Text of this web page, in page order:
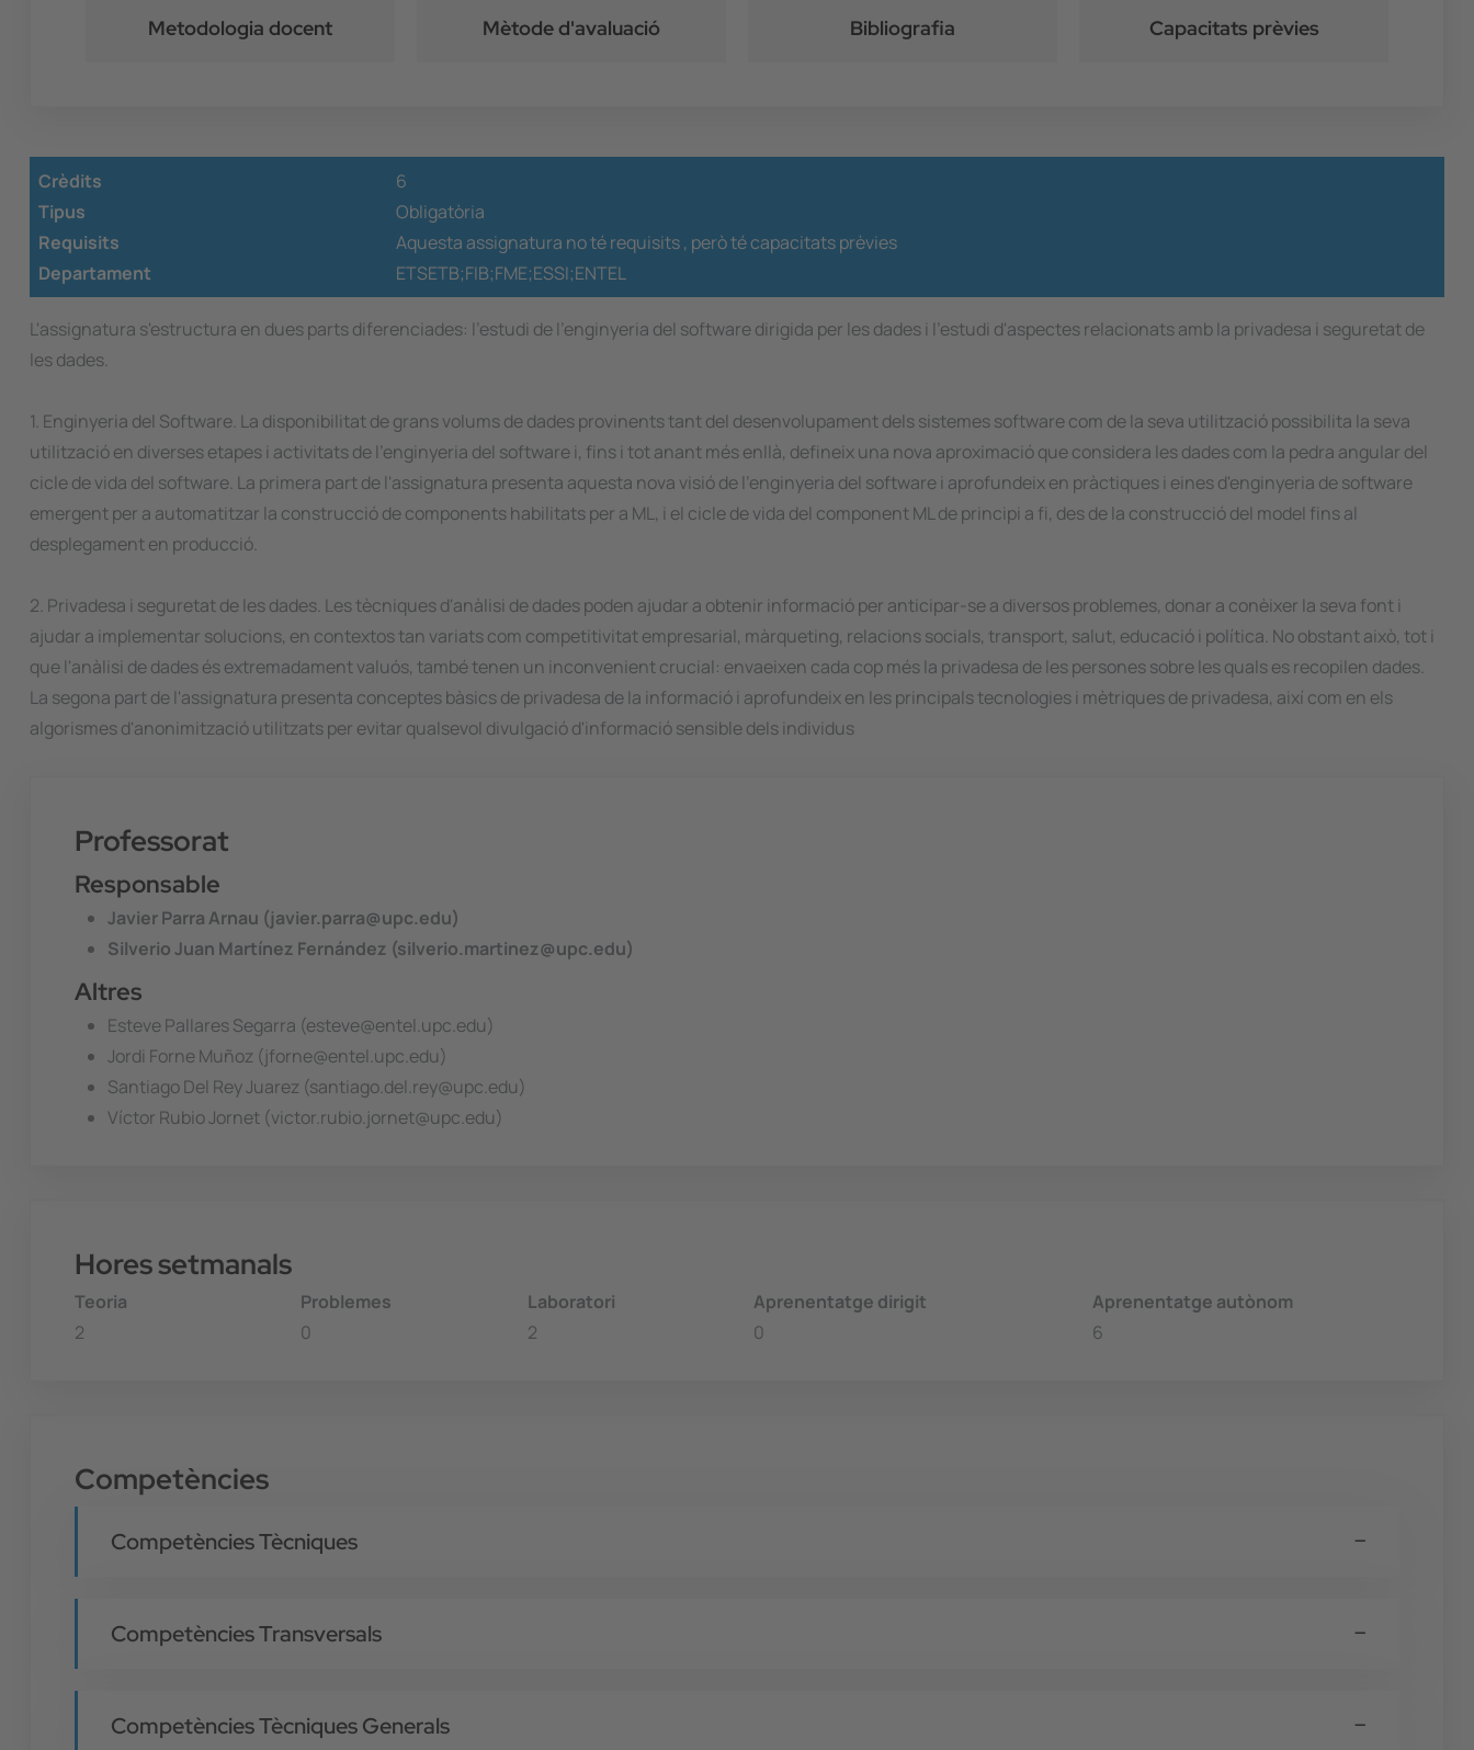
Metodologia docent Mètode d'avaluació Bibliografia Capacitats prèvies
Crèdits
6
Tipus
Obligatòria
Requisits
Aquesta assignatura no té requisits , però té capacitats prèvies
Departament
ETSETB;FIB;FME;ESSI;ENTEL
L'assignatura s'estructura en dues parts diferenciades: l'estudi de l'enginyeria del software dirigida per les dades i l'estudi d'aspectes relacionats amb la privadesa i seguretat de
les dades.
1. Enginyeria del Software. La disponibilitat de grans volums de dades provinents tant del desenvolupament dels sistemes software com de la seva utilització possibilita la seva
utilització en diverses etapes i activitats de l'enginyeria del software i, fins i tot anant més enllà, defineix una nova aproximació que considera les dades com la pedra angular del
cicle de vida del software. La primera part de l'assignatura presenta aquesta nova visió de l'enginyeria del software i aprofundeix en pràctiques i eines d'enginyeria de software
emergent per a automatitzar la construcció de components habilitats per a ML, i el cicle de vida del component ML de principi a fi, des de la construcció del model fins al
desplegament en producció.
2. Privadesa i seguretat de les dades. Les tècniques d'anàlisi de dades poden ajudar a obtenir informació per anticipar-se a diversos problemes, donar a conèixer la seva font i
ajudar a implementar solucions, en contextos tan variats com competitivitat empresarial, màrqueting, relacions socials, transport, salut, educació i política. No obstant això, tot i
que l'anàlisi de dades és extremadament valuós, també tenen un inconvenient crucial: envaeixen cada cop més la privadesa de les persones sobre les quals es recopilen dades.
La segona part de l'assignatura presenta conceptes bàsics de privadesa de la informació i aprofundeix en les principals tecnologies i mètriques de privadesa, així com en els
algorismes d'anonimització utilitzats per evitar qualsevol divulgació d'informació sensible dels individus
Professorat
Responsable
Javier Parra Arnau (javier.parra@upc.edu)
Silverio Juan Martínez Fernández (silverio.martinez@upc.edu)
Altres
Esteve Pallares Segarra (esteve@entel.upc.edu)
Jordi Forne Muñoz (jforne@entel.upc.edu)
Santiago Del Rey Juarez (santiago.del.rey@upc.edu)
Víctor Rubio Jornet (victor.rubio.jornet@upc.edu)
Hores setmanals
Teoria
2
Problemes
0
Laboratori
2
Aprenentatge dirigit
0
Aprenentatge autònom
6
Competències
Competències Tècniques
Competències Transversals
Competències Tècniques Generals